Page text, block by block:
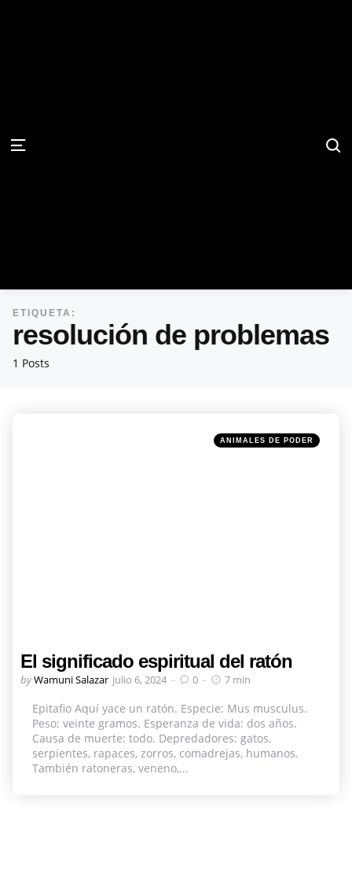
Menu
1 Posts
ETIQUETA:
resolución de problemas
Categories
Posted
in
ANIMALES DE PODER
El significado espiritual del ratón
Posted
byWamuni Salazar julio 6, 2024 0 7 min
Epitafio Aquí yace un ratón. Especie: Mus musculus.
Peso: veinte gramos. Esperanza de vida: dos años.
Causa de muerte: todo. Depredadores: gatos,
serpientes, rapaces, zorros, comadrejas, humanos.
También ratoneras, veneno,...